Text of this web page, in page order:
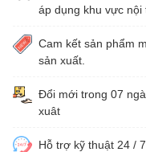
áp dụng khu vực nội
Cam kết sản phẩm
sản xuất.
Đổi mới trong 07
xuât
Hỗ trợ kỹ thuật 24 / 7